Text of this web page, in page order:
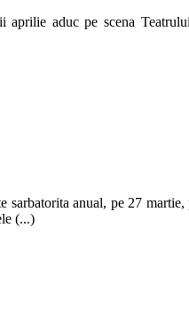
aduc pe scena Teatrului
anual, pe 27 martie,
(...)